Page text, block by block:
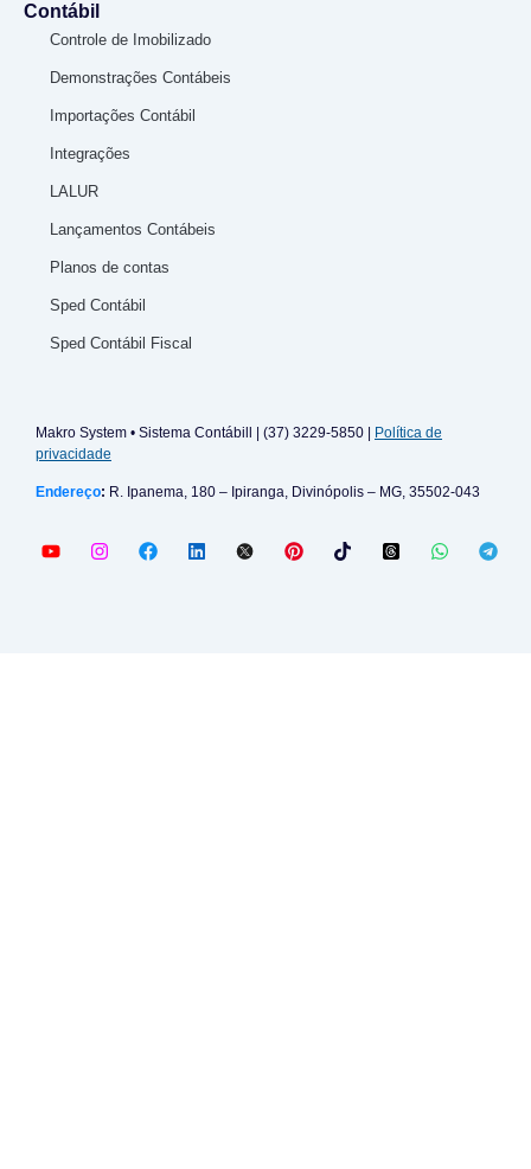
Contábil
Controle de Imobilizado
Demonstrações Contábeis
Importações Contábil
Integrações
LALUR
Lançamentos Contábeis
Planos de contas
Sped Contábil
Sped Contábil Fiscal
Makro System • Sistema Contábill | (37) 3229-5850 | Política de
privacidade
Endereço: R. Ipanema, 180 – Ipiranga, Divinópolis – MG, 35502-043